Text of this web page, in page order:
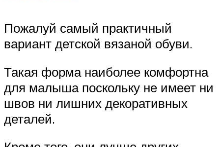
Пожалуй самый практичный
вариант детской вязаной обуви.
Такая форма наиболее комфортна
для малыша поскольку не имеет ни
швов ни лишних декоративных
деталей.